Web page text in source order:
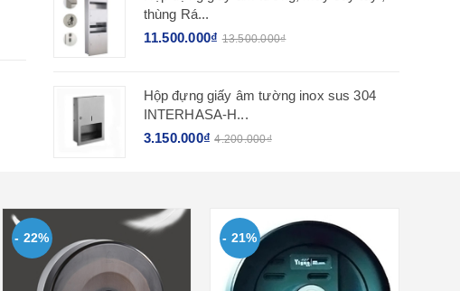
thùng Rá...
11.500.000₫ 13.500.000₫
Hộp đựng giấy âm tường inox sus 304
INTERHASA-H...
3.150.000₫ 4.200.000₫
- 22% - 21%